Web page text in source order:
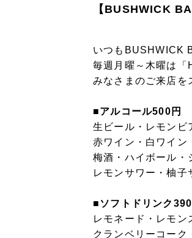
【BUSHWICK
いつもBUSHWICK
毎週月曜～木曜は「
みなさまのご来店を
■アルコール500円
生ビール・レモンビ
赤ワイン・白ワイン
梅酒・ハイボール・
レモンサワー・柚
■ソフトドリンク390
レモネード・レモ
クランベリーコー